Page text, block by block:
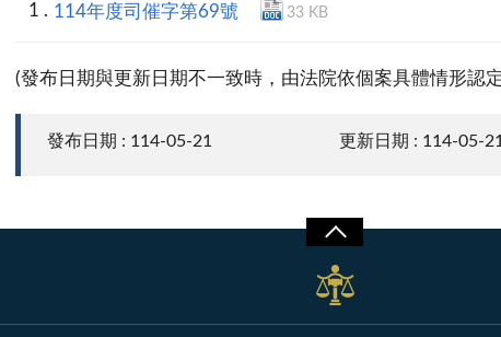
114年度司催字第69號 33 KB
(發布日期與更新日期不一致時，由法院依個案具體情形認
發布日期 : 114-05-21 更新日期 : 114-05-21